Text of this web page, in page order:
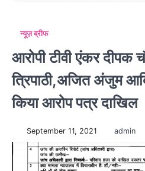
न्यूज़ ब्रीफ
आरोपी टीवी एंकर दीपक
त्रिपाठी,अजित अंजुम
किया आरोप पत्र दाखिल
September 11, 2021 admin